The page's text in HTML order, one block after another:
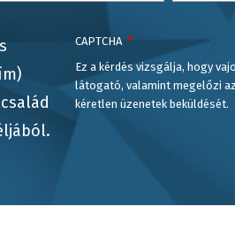
CAPTCHA
Ez a kérdés vizsgálja, hogy
látogató, valamint megelőzi
kéretlen üzenetek beküldését.